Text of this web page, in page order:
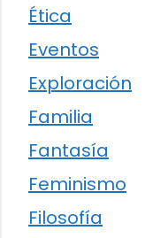
Ética
Eventos
Exploración
Familia
Fantasía
Feminismo
Filosofía